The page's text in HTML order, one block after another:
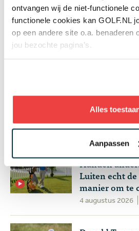
ontvangen wij de niet-functionele
functionele cookies kan GOLF.NL
op een andere site o.a. benaderen
jou bezochte pagina’s.
Alles
Aanpassen
05 aug
Review van Netflix-serie
minuten weet je genoeg
Overig nieuws
Meest gelezen
Handen
Luiten echt
manier om te
4 augustus 2026